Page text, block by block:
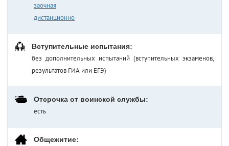
заочная
дистанционно
Вступительные испытания:
без дополнительных испытаний (вступительных экзаменов,
результатов ГИА или ЕГЭ)
Отсрочка от воинской службы:
есть
Общежитие: